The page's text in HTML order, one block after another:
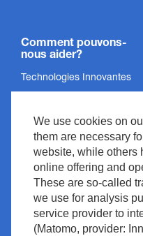
We use cookies on
them are necessary
website, while others
online offering and
These are so-called
we use for analysis
service provider to
(Matomo, provider:
Comment pouvons-
nous aider?
Technologies Innovantes
Soutien
Actualités et Événements
Espace documentation
Contact